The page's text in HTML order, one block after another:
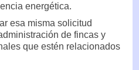
energética.
esa misma solicitud
de fincas y
que estén relacionados